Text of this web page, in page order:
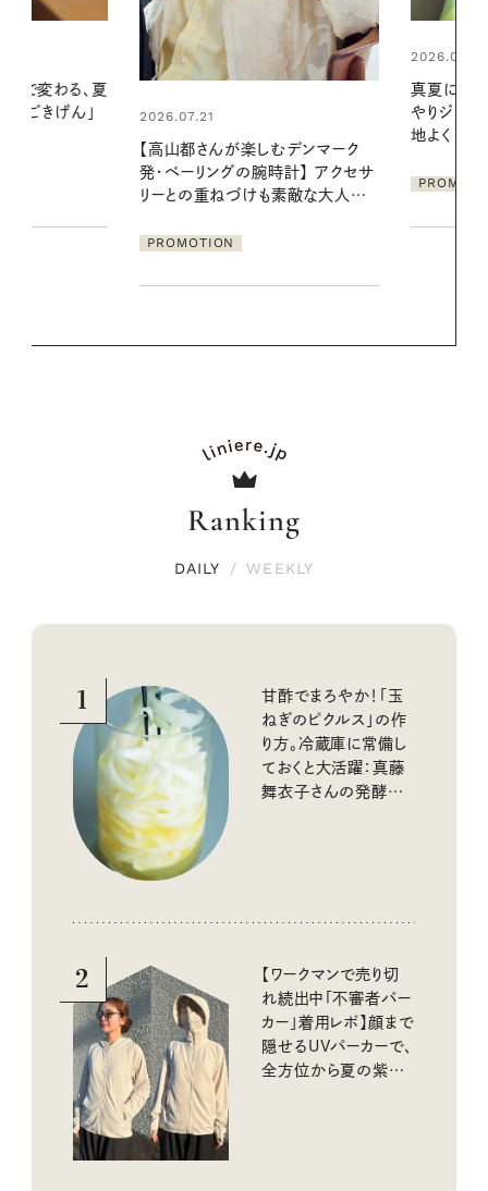
変わる、夏
ごきげん」
2026.07.21
【高山都さんが楽しむデンマーク
発・ベーリングの腕時計】 アクセサ
リーとの重ねづけも素敵な大人の
PROMOTION
2026.06.01
真夏に向け
やりジェル
地よくうる
Ranking
DAILY / WEEKLY
1
甘酢でまろやか！「玉
ねぎのピクルス」の作
り方。冷蔵庫に常備し
ておくと大活躍：真藤
舞衣子さんの発酵と
2
【ワークマンで売り切
れ続出中「不審者パー
カー」着用レポ】顔まで
隠せるUVパーカーで、
全方位から夏の紫外